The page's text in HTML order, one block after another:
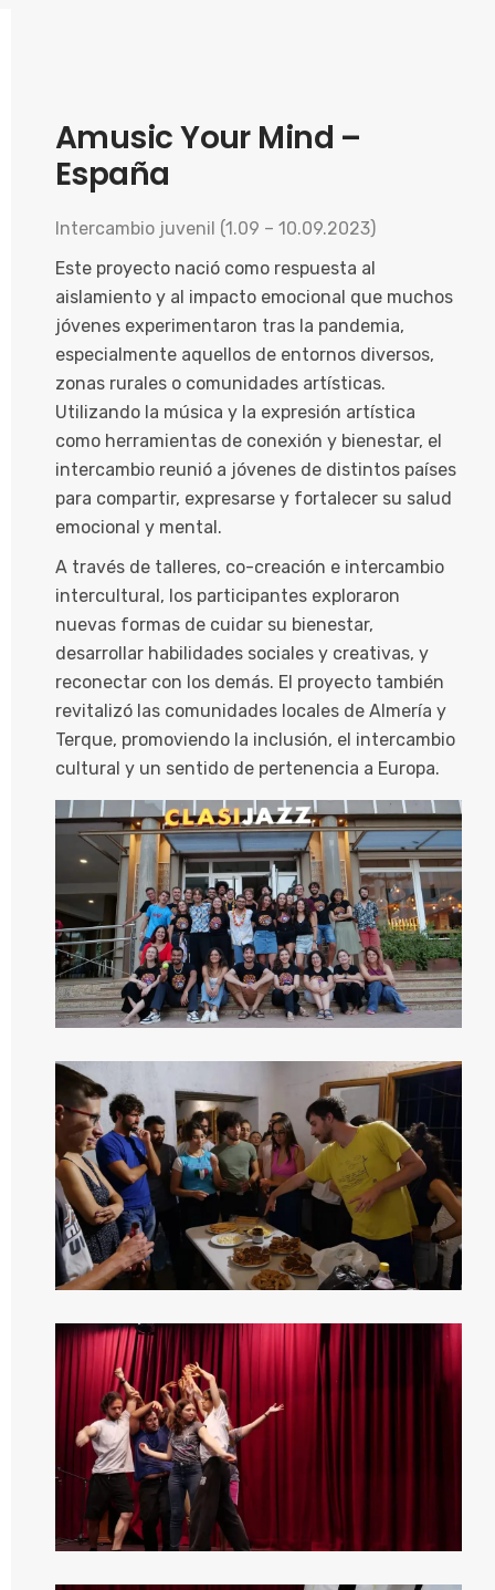
Amusic Your Mind –
España
Intercambio juvenil (1.09 – 10.09.2023)
Este proyecto nació como respuesta al
aislamiento y al impacto emocional que muchos
jóvenes experimentaron tras la pandemia,
especialmente aquellos de entornos diversos,
zonas rurales o comunidades artísticas.
Utilizando la música y la expresión artística
como herramientas de conexión y bienestar, el
intercambio reunió a jóvenes de distintos países
para compartir, expresarse y fortalecer su salud
emocional y mental.
A través de talleres, co-creación e intercambio
intercultural, los participantes exploraron
nuevas formas de cuidar su bienestar,
desarrollar habilidades sociales y creativas, y
reconectar con los demás. El proyecto también
revitalizó las comunidades locales de Almería y
Terque, promoviendo la inclusión, el intercambio
cultural y un sentido de pertenencia a Europa.